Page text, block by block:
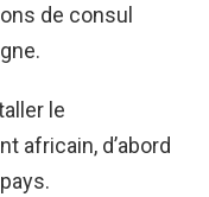
de consul
le
africain, d’abord